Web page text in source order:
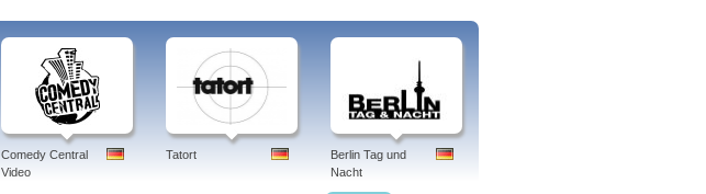
Comedy Central
Video
Tatort
Berlin Tag und
Nacht